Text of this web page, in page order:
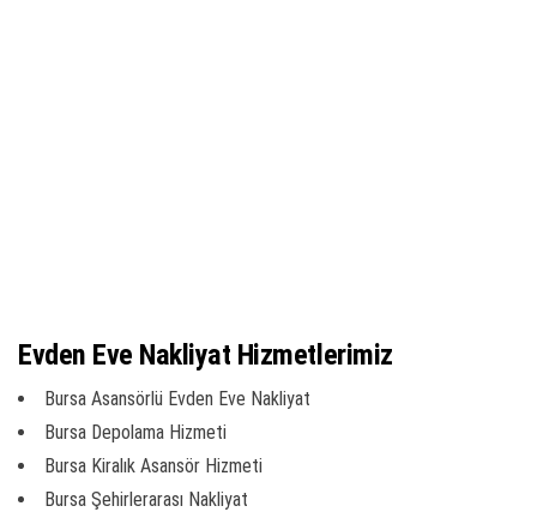
Evden Eve Nakliyat Hizmetlerimiz
Bursa Asansörlü Evden Eve Nakliyat
Bursa Depolama Hizmeti
Bursa Kiralık Asansör Hizmeti
Bursa Şehirlerarası Nakliyat